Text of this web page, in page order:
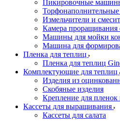
Пикировочные
Измельчители и
Камера проращивания
Машины для мойки
Машина для
Пленка для теплиц
Пленка для теплиц
Комплектующие для теплиц
Изделия из
Скобяные изделия
Крепление для пленок
Кассеты для выращивания
Кассеты для салата